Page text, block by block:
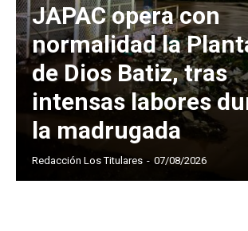
JAPAC opera con
normalidad la
de Dios Batiz, tras
intensas labores
la madrugada
Redacción Los Titulares - 07/08/2026